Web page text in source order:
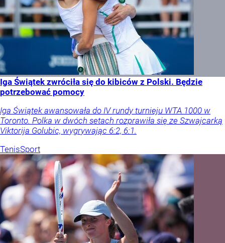
Iga Świątek zwróciła się do kibiców z Polski. Będzie
potrzebować pomocy
Iga Świątek awansowała do IV rundy turnieju WTA 1000 w
Toronto. Polka w dwóch setach rozprawiła się ze Szwajcarką
Viktorija Golubic, wygrywając 6:2, 6:1.
TenisSport